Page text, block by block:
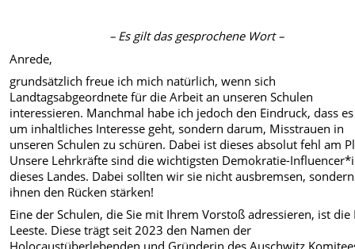
– Es gilt das gesprochene Wort –
Anrede,
grundsätzlich freue ich mich natürlich, wenn sich
Landtagsabgeordnete für die Arbeit an unseren Schulen
interessieren. Manchmal habe ich jedoch den Eindruck, dass
um inhaltliches Interesse geht, sondern darum, Misstrauen in
unseren Schulen zu schüren. Dabei ist dieses absolut fehl am
Unsere Lehrkräfte sind die wichtigsten Demokratie-
dieses Landes. Dabei sollten wir sie nicht ausbremsen, sondern
ihnen den Rücken stärken!
Eine der Schulen, die Sie mit Ihrem Vorstoß adressieren, ist die
Leeste. Diese trägt seit 2023 den Namen der